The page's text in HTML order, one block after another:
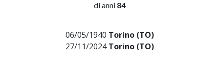
di anni 84
06/05/1940 Torino (TO)
27/11/2024Torino (TO)